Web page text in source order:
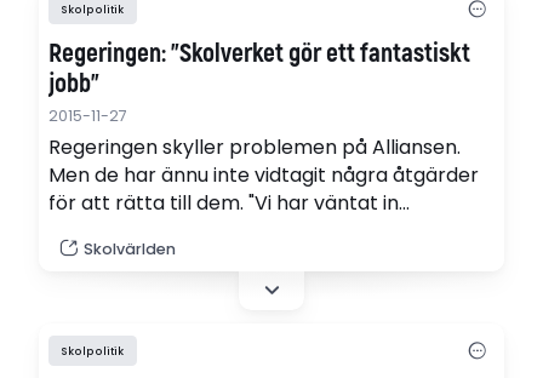
Skolpolitik
Regeringen: "Skolverket gör ett fantastiskt
jobb"
2015-11-27
Regeringen skyller problemen på Alliansen.
Men de har ännu inte vidtagit några åtgärder
för att rätta till dem. "Vi har väntat in
statssekreterare Helene Öberg.
Skolvärlden
Skolpolitik